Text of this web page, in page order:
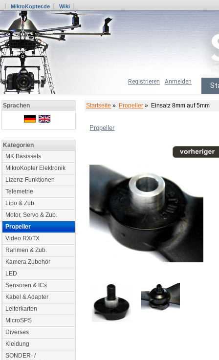
MikroKopter.de Wiki
Anmelden
Registrieren
Sprachen
Kategorien
MK Basissets
MikroKopter Elektronik
Lizenz-Funktionen
Telemetrie
Lipo & Zub.
Motor, Servo & Zub.
Propeller
Video RX/TX
Rahmen & Zub.
Kamera Zubehör
LED
Sensoren & ICs
Kabel & Adapter
Leiterkarten
MicroSPS
Diverses
Kleidung
SONDER- /
Startseite » Propeller » Einsatz 8mm auf 5mm
Propeller